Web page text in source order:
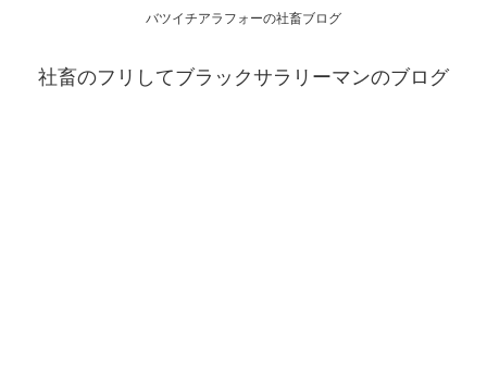
バツイチアラフォーの社畜ブログ
社畜のフリしてブラックサラリーマンのブログ